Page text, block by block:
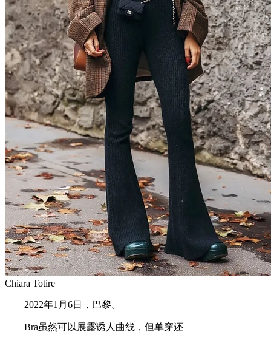
Chiara Totire
2022年1月6日，巴黎。
Bra虽然可以展露诱人曲线，但单穿还